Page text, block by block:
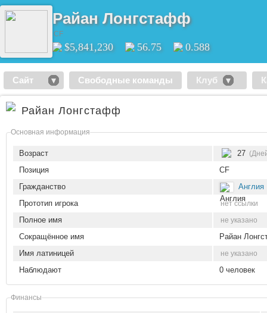
Райан Лонгстафф
CF
$5,841,230 56.75 0.588
Сайт Свободные команды Клуб
Райан Лонгстафф
Основная информация
Возраст 27
Позиция
CF
Гражданство
Англия
Прототип игрока
нет ссылки
Полное имя не указано
Сокращённое имя
Райан
Имя латиницей
не указано
Наблюдают 0 человек
Финансы